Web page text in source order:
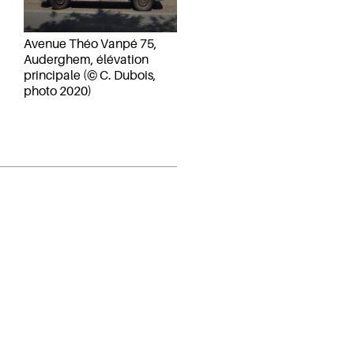
Avenue Théo Vanpé 75,
Auderghem, élévation
principale (© C. Dubois,
photo 2020)